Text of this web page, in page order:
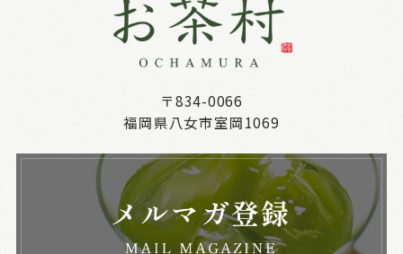
〒834-0066
福岡県八女市室岡1069